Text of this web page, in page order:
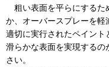
粗い表面を平らにするた
か、オーバースプレーを軽
適切に実行されたペイント
滑らかな表面を実現する
さい。